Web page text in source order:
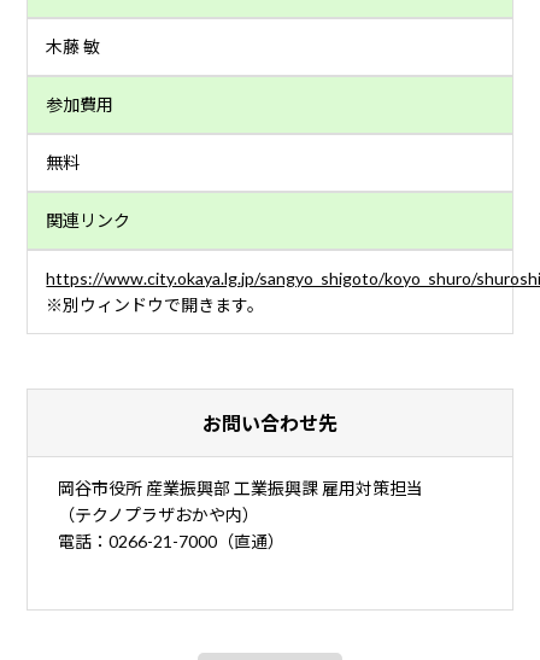
木藤 敏
参加費用
無料
関連リンク
https://www.city.okaya.lg.jp/sangyo_shigoto/koyo_shuro/
※別ウィンドウで開きます。
お問い合わせ先
岡谷市役所 産業振興部 工業振興課 雇用対策担当
（テクノプラザおかや内）
電話：0266-21-7000（直通）